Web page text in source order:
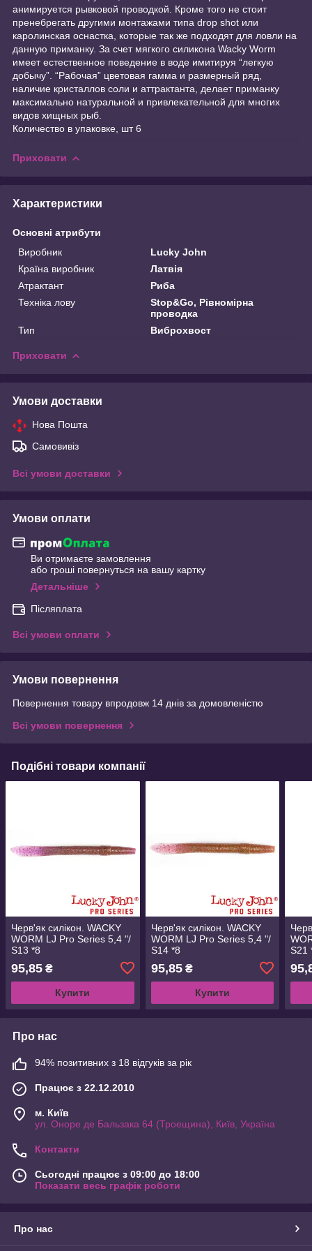
анимируется рывковой проводкой. Кроме того не стоит
пренебрегать другими монтажами типа drop shot или
каролинская оснастка, которые так же подходят для ловли на
данную приманку. За счет мягкого силикона Wacky Worm
имеет естественное поведение в воде имитируя “легкую
добычу”. “Рабочая” цветовая гамма и размерный ряд,
наличие кристаллов соли и аттрактанта, делает приманку
максимально натуральной и привлекательной для многих
видов хищных рыб.
Количество в упаковке, шт 6
Приховати
Характеристики
Основні атрибути
Виробник
Lucky John
Країна виробник
Латвія
Атрактант
Риба
Техніка лову
Stop&Go, Рівномірна
проводка
Тип
Виброхвост
Приховати
Умови доставки
Нова Пошта
Самовивіз
Всі умови доставки
Умови оплати
Ви отримаєте замовлення
або гроші повернуться на вашу картку
Детальніше
Післяплата
Всі умови оплати
Умови повернення
Повернення товару впродовж 14 днів за домовленістю
Всі умови повернення
Подібні товари компанії
Черв'як силікон. WACKY
WORM LJ Pro Series 5,4 "/
S13 *8
95,85 ₴
Купити
Черв'як силікон. WACKY
WORM LJ Pro Series 5,4 "/
S14 *8
95,85₴
Купити
S21
Про нас
94% позитивних з 18 відгуків за рік
Працює з 22.12.2010
м. Київ
ул. Оноре де Бальзака 64 (Троещина), Київ, Україна
Контакти
Сьогодні працює з 09:00 до 18:00
Показати весь графік роботи
Про нас